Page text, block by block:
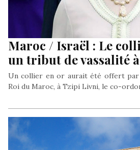
Maroc / Israël : Le
un tribut de vassalité
Un collier en or aurait été offert par
Roi du Maroc, à Tzipi Livni, le co-